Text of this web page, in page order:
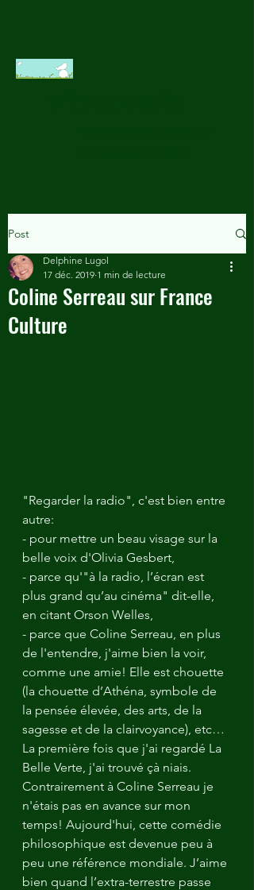
Post
Coline Serreau sur France
Culture
Delphine Lugol
17 déc. 2019 1 min de lecture
"Regarder la radio", c'est bien entre
autre:
- pour mettre un beau visage sur la
belle voix d'Olivia Gesbert,
- parce qu'"à la radio, l’écran est
plus grand qu’au cinéma" dit-elle,
en citant Orson Welles,
- parce que Coline Serreau, en plus
de l'entendre, j'aime bien la voir,
comme une amie! Elle est chouette
(la chouette d’Athéna, symbole de
la pensée élevée, des arts, de la
sagesse et de la clairvoyance), etc…
La première fois que j'ai regardé La
Belle Verte, j'ai trouvé çà niais.
Contrairement à Coline Serreau je
n'étais pas en avance sur mon
temps! Aujourd'hui, cette comédie
philosophique est devenue peu à
peu une référence mondiale. J’aime
bien quand l’extra-terrestre passe